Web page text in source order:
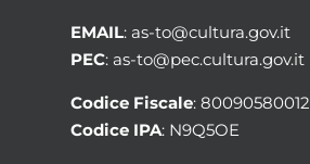
EMAIL: as-to@cultura.gov.it
PEC: as-to@pec.cultura.gov.it
Codice Fiscale: 80090580012
Codice IPA: N9Q5OE